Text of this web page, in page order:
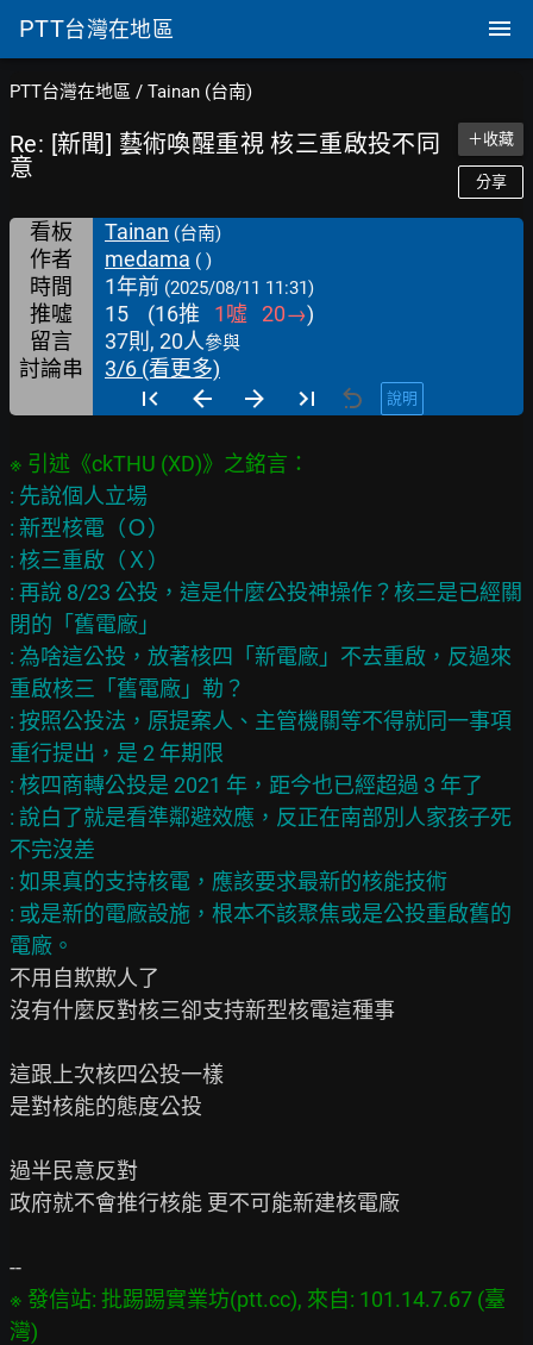
PTT台灣在地區
PTT台灣在地區 / Tainan (台南)
Re: [新聞] 藝術喚醒重視 核三重啟投不同
意
＋收藏
分享
看板 Tainan (台南)
作者 medama ( )
時間 1年前 (2025/08/11 11:31)
推噓 15 (16推 1噓 20→)
留言
37則, 20人參與
討論串 3/6 (看更多)
說明
: 先說個人立場
: 新型核電（Ｏ）
: 核三重啟（Ｘ）
: 再說 8/23 公投，這是什麼公投神操作？核三是已經關
閉的「舊電廠」
: 為啥這公投，放著核四「新電廠」不去重啟，反過來
重啟核三「舊電廠」勒？
: 按照公投法，原提案人、主管機關等不得就同一事項
重行提出，是 2 年期限
: 核四商轉公投是 2021 年，距今也已經超過 3 年了
: 說白了就是看準鄰避效應，反正在南部別人家孩子死
不完沒差
: 如果真的支持核電，應該要求最新的核能技術
: 或是新的電廠設施，根本不該聚焦或是公投重啟舊的
不用自欺欺人了
沒有什麼反對核三卻支持新型核電這種事
這跟上次核四公投一樣
是對核能的態度公投
過半民意反對
政府就不會推行核能 更不可能新建核電廠
※ 發信站: 批踢踢實業坊(ptt.cc), 來自: 101.14.7.67 (臺
灣)